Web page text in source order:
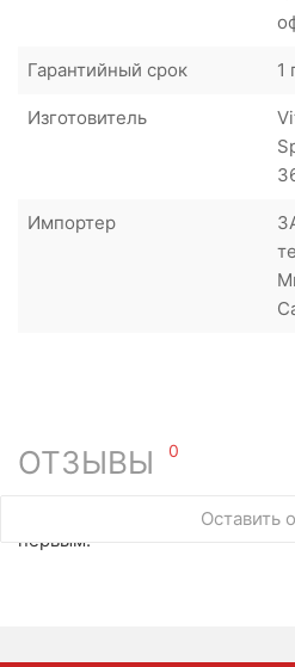
Гарантийный срок 1
Изготовитель
Импортер
ОТЗЫВЫ 0
Оставить
У этого товара нет ни одного
первым.